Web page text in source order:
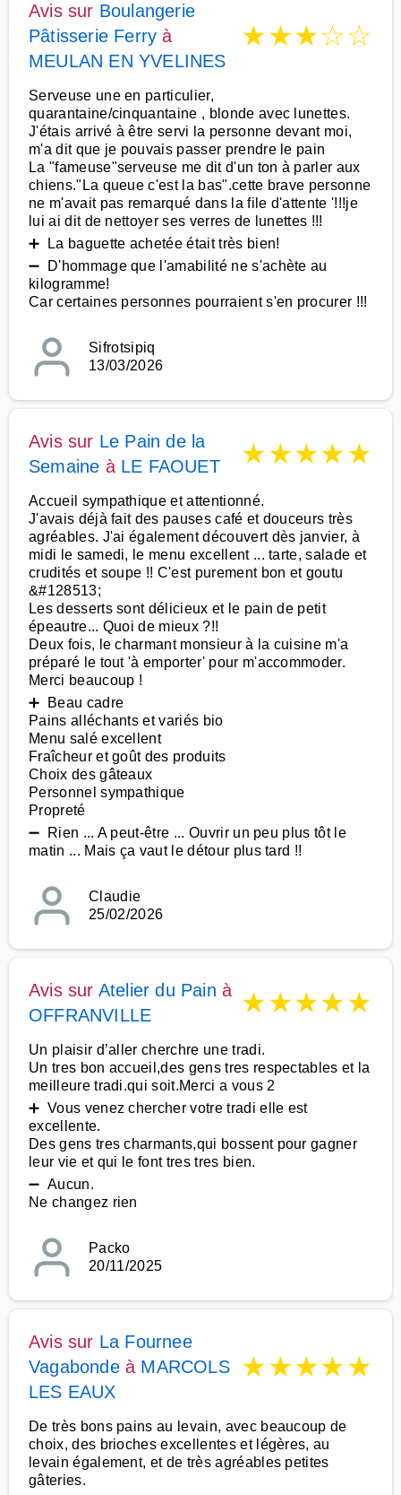
Avis sur Boulangerie
Pâtisserie Ferry à
MEULAN EN YVELINES
★★★☆☆
Serveuse une en particulier,
quarantaine/cinquantaine , blonde avec lunettes.
J'étais arrivé à être servi la personne devant moi,
m'a dit que je pouvais passer prendre le pain
La "fameuse"serveuse me dit d'un ton à parler aux
chiens."La queue c'est la bas".cette brave personne
ne m'avait pas remarqué dans la file d'attente '!!!je
lui ai dit de nettoyer ses verres de lunettes !!!
➕ La baguette achetée était très bien!
➖ D'hommage que l'amabilité ne s'achète au
kilogramme!
Car certaines personnes pourraient s'en procurer !!!
Sifrotsipiq
13/03/2026
Avis sur Le Pain de la
Semaine à LE FAOUET ★★★★★
Accueil sympathique et attentionné.
J'avais déjà fait des pauses café et douceurs très
agréables. J'ai également découvert dès janvier, à
midi le samedi, le menu excellent ... tarte, salade et
crudités et soupe !! C'est purement bon et goutu
&#128513;
Les desserts sont délicieux et le pain de petit
épeautre... Quoi de mieux ?!!
Deux fois, le charmant monsieur à la cuisine m'a
préparé le tout 'à emporter' pour m'accommoder.
Merci beaucoup !
➕ Beau cadre
Pains alléchants et variés bio
Menu salé excellent
Fraîcheur et goût des produits
Choix des gâteaux
Personnel sympathique
Propreté
➖ Rien ... A peut-être ... Ouvrir un peu plus tôt le
matin ... Mais ça vaut le détour plus tard !!
Claudie
25/02/2026
Avis sur Atelier du Pain à
OFFRANVILLE
★★★★★
Un plaisir d’aller cherchre une tradi.
Un tres bon accueil,des gens tres respectables et la
meilleure tradi.qui soit.Merci a vous 2
➕ Vous venez chercher votre tradi elle est
excellente.
Des gens tres charmants,qui bossent pour gagner
leur vie et qui le font tres tres bien.
➖ Aucun.
Ne changez rien
Packo
20/11/2025
Avis sur La Fournee
Vagabondeà MARCOLS
LES EAUX
★★★★★
De très bons pains au levain, avec beaucoup de
choix, des brioches excellentes et légères, au
levain également, et de très agréables petites
gâteries.